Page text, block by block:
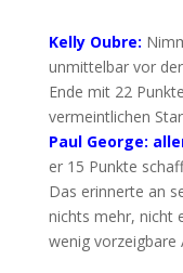
Kelly Oubre:
unmittelbar vor
Ende mit 22
vermeintlichen
Paul George:
er 15 Punkte
Das erinnerte an
nichts mehr, nicht
wenig vorzeigbare